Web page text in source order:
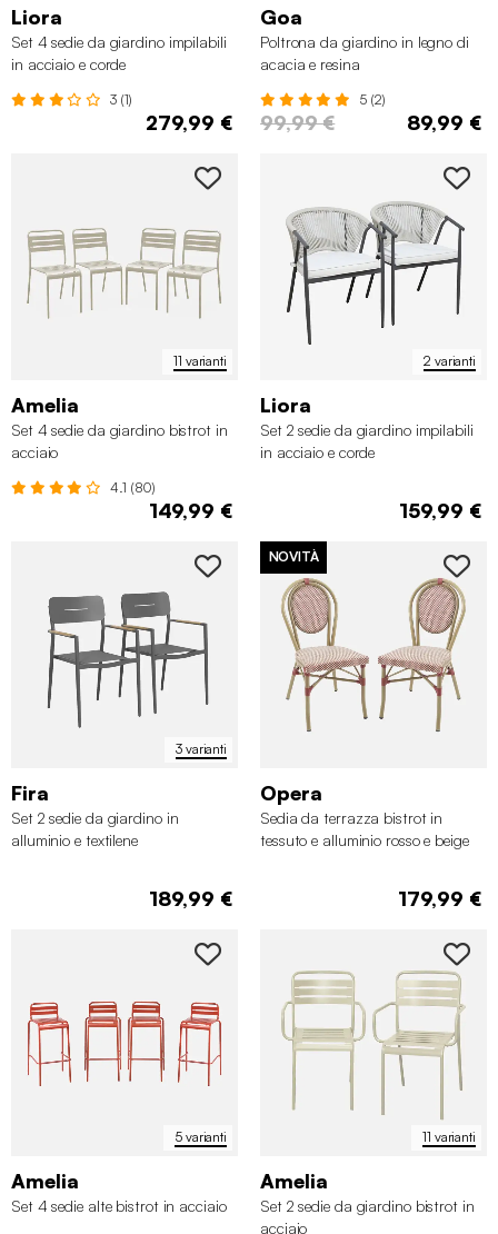
Liora
Set 4 sedie da giardino impilabili
in acciaio e corde
3 (1)
279,99 €
Goa
Poltrona da giardino in legno di
acacia e resina
5 (2)
99,99 € 89,99 €
11 varianti
Amelia
Set 4 sedie da giardino bistrot in
acciaio
4.1 (80)
149,99 €
2 varianti
Liora
Set 2 sedie da giardino impilabili
in acciaio e corde
159,99 €
3 varianti
Fira
Set 2 sedie da giardino in
alluminio e textilene
189,99 €
NOVITÀ
Opera
Sedia da terrazza bistrot in
tessuto e alluminio rosso e beige
179,99 €
5 varianti
Amelia
Set 4 sedie alte bistrot in acciaio
11 varianti
Amelia
Set 2 sedie da giardino bistrot in
acciaio